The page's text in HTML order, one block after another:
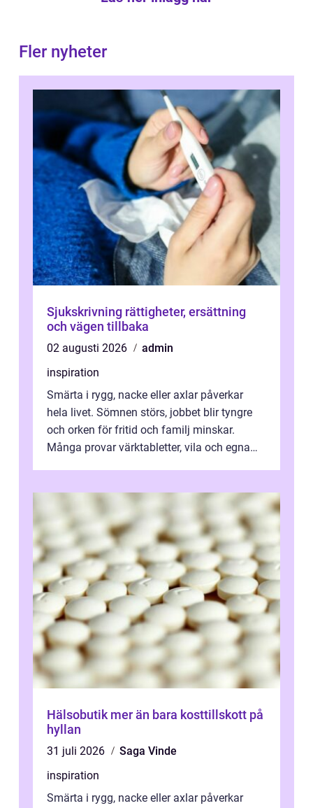
Fler nyheter
Sjukskrivning rättigheter, ersättning
och vägen tillbaka
02 augusti 2026
admin
inspiration
Smärta i rygg, nacke eller axlar påverkar
hela livet. Sömnen störs, jobbet blir tyngre
och orken för fritid och familj minskar.
Många provar värktabletter, vila och egna
Hälsobutik mer än bara kosttillskott på
hyllan
31 juli 2026
Saga Vinde
inspiration
Smärta i rygg, nacke eller axlar påverkar